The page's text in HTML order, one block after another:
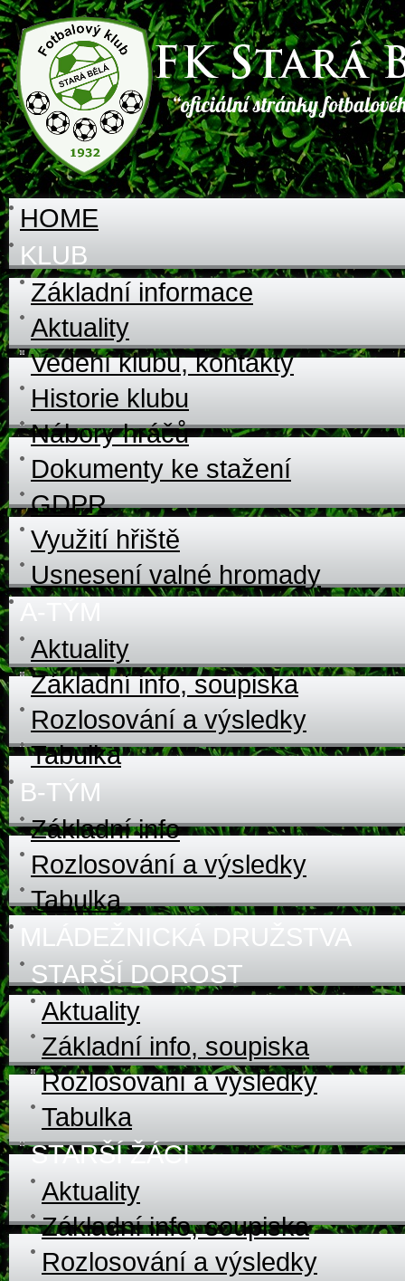
HOME
KLUB
Základní informace
Aktuality
Vedení klubu, kontakty
Historie klubu
Nábory hráčů
Dokumenty ke stažení
GDPR
Využití hřiště
Usnesení valné hromady
A-TÝM
Aktuality
Základní info, soupiska
Rozlosování a výsledky
Tabulka
B-TÝM
Základní info
Rozlosování a výsledky
Tabulka
MLÁDEŽNICKÁ DRUŽSTVA
STARŠÍ DOROST
Aktuality
Základní info, soupiska
Rozlosování a výsledky
Tabulka
STARŠÍ ŽÁCI
Aktuality
Základní info, soupiska
Rozlosování a výsledky